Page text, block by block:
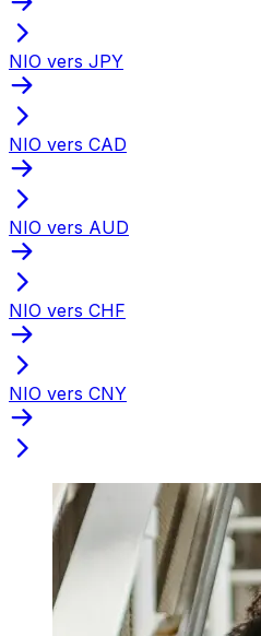
NIO vers JPY
NIO vers CAD
NIO vers AUD
NIO vers CHF
NIO vers CNY